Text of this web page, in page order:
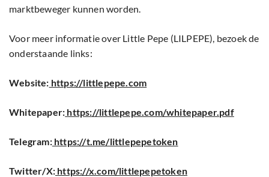
marktbeweger kunnen worden.
Voor meer informatie over Little Pepe (LILPEPE), bezoek de
onderstaande links:
Website: https://littlepepe.com
Whitepaper: https://littlepepe.com/whitepaper.pdf
Telegram:https://t.me/littlepepetoken
Twitter/X: https://x.com/littlepepetoken